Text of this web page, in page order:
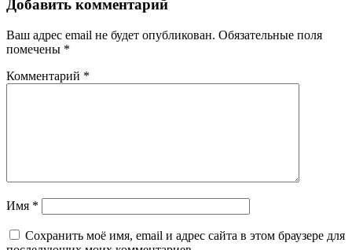
Добавить комментарий
Ваш адрес email не будет опубликован. Обязательные поля
помечены *
Комментарий *
Имя *
Сохранить моё имя, email и адрес сайта в этом браузере для